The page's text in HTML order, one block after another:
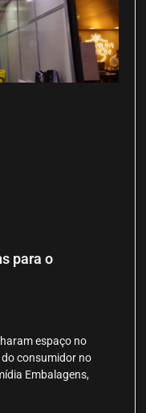
para o
espaço no
consumidor no
Embalagens,